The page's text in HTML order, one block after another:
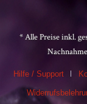
* Alle Preise inkl.
Hilfe / Support